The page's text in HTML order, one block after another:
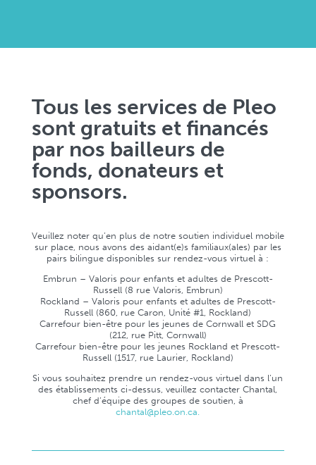
Tous les services de Pleo
sont gratuits et financés
par nos bailleurs de
fonds, donateurs et
sponsors.
Veuillez noter qu’en plus de notre soutien individuel mobile
sur place, nous avons des aidant(e)s familiaux(ales) par les
pairs bilingue disponibles sur rendez-vous virtuel à :
Embrun – Valoris pour enfants et adultes de Prescott-
Russell (8 rue Valoris, Embrun)
Rockland – Valoris pour enfants et adultes de Prescott-
Russell (860, rue Caron, Unité #1, Rockland)
Carrefour bien-être pour les jeunes de Cornwall et SDG
(212, rue Pitt, Cornwall)
Carrefour bien-être pour les jeunes Rockland et Prescott-
Russell (1517, rue Laurier, Rockland)
Si vous souhaitez prendre un rendez-vous virtuel dans l’un
des établissements ci-dessus, veuillez contacter Chantal,
chef d’équipe des groupes de soutien, à
chantal@pleo.on.ca.